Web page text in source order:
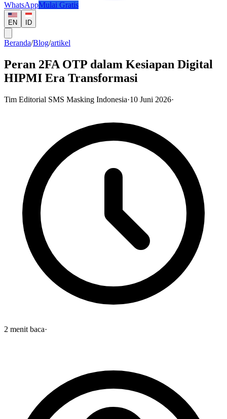
WhatsAppMulai Gratis
EN ID
Beranda/Blog/artikel
Peran 2FA OTP dalam Kesiapan Digital
HIPMI Era Transformasi
Tim Editorial SMS Masking Indonesia·10 Juni 2026·
2 menit baca·